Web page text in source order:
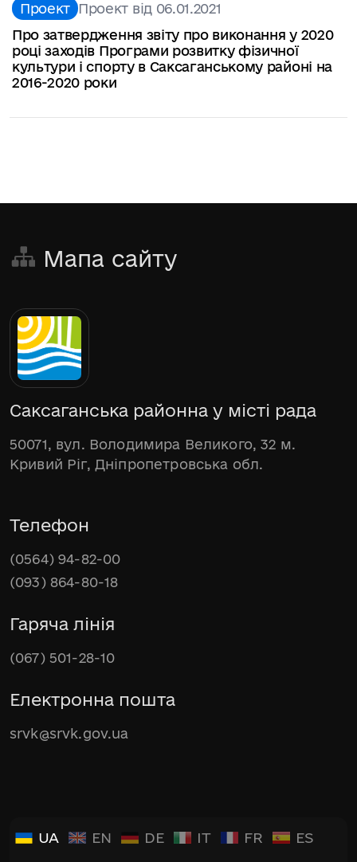
Проект
Проект від 06.01.2021
Про затвердження звіту про виконання у 2020
році заходів Програми розвитку фізичної
культури і спорту в Саксаганському районі на
2016-2020 роки
Мапа сайту
Саксаганська районна у місті рада
50071, вул. Володимира Великого, 32 м.
Кривий Ріг, Дніпропетровська обл.
Телефон
(0564) 94-82-00
(093) 864-80-18
Гаряча лінія
(067) 501-28-10
Електронна пошта
srvk@srvk.gov.ua
UA EN DE IT FR ES